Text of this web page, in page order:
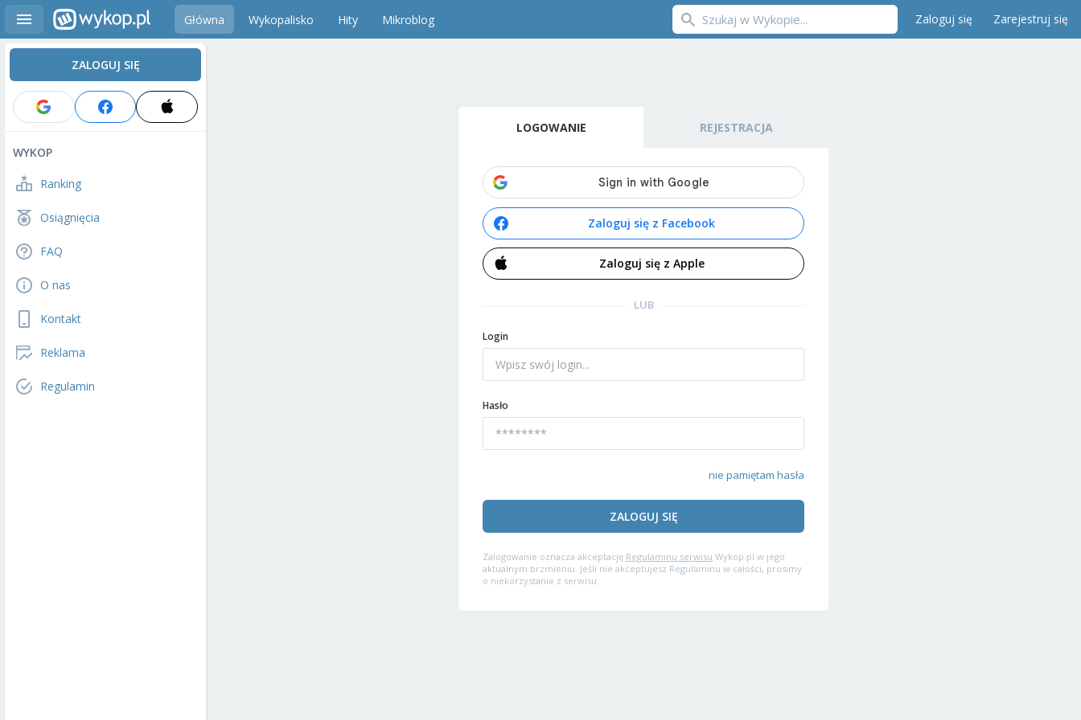
Główna Wykopalisko Hity Mikroblog Zaloguj się Zarejestruj się
ZALOGUJ SIĘ
WYKOP
Ranking
Osiągnięcia
FAQ
O nas
Kontakt
Reklama
Regulamin
LOGOWANIE REJESTRACJA
Zaloguj się z Facebook
Zaloguj się z Apple
LUB
Login
Hasło
nie pamiętam hasła
ZALOGUJ SIĘ
Zalogowanie oznacza akceptację Regulaminu serwisu Wykop.pl w jego
aktualnym brzmieniu. Jeśli nie akceptujesz Regulaminu w całości, prosimy
o niekorzystanie z serwisu.